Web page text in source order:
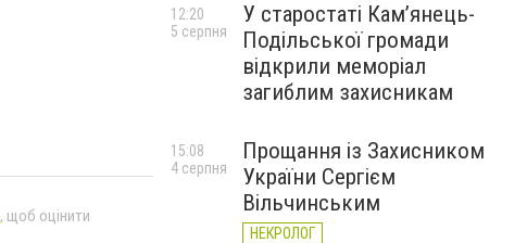
, щоб оцінити
У старостаті Кам’янець-
Подільської громади
відкрили меморіал
загиблим захисникам
12:20
5 серпня
Прощання із Захисником
України Сергієм
Вільчинським
НЕКРОЛОГ
15:08
4 серпня